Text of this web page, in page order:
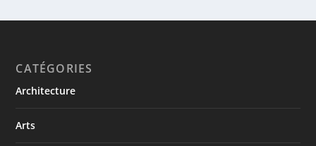
CATÉGORIES
Architecture
Arts